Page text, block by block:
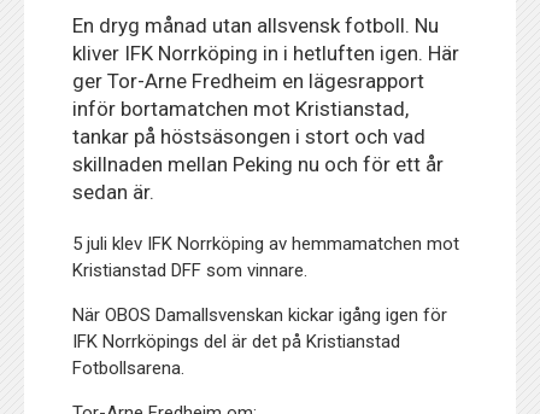
En dryg månad utan allsvensk fotboll. Nu
kliver IFK Norrköping in i hetluften igen. Här
ger Tor-Arne Fredheim en lägesrapport
inför bortamatchen mot Kristianstad,
tankar på höstsäsongen i stort och vad
skillnaden mellan Peking nu och för ett år
sedan är.
5 juli klev IFK Norrköping av hemmamatchen mot
Kristianstad DFF som vinnare.
När OBOS Damallsvenskan kickar igång igen för
IFK Norrköpings del är det på Kristianstad
Fotbollsarena.